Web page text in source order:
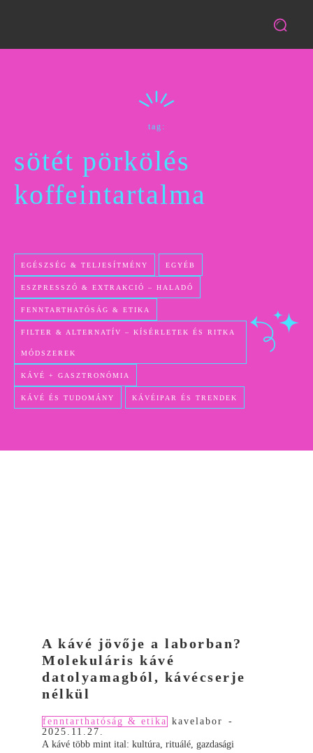
tag:
sötét pörkölés
koffeintartalma
EGÉSZSÉG & TELJESÍTMÉNY EGYÉB
ESZPRESSZÓ & EXTRAKCIÓ – HALADÓ
FENNTARTHATÓSÁG & ETIKA
FILTER & ALTERNATÍV – KÍSÉRLETEK ÉS RITKA
MÓDSZEREK
KÁVÉ + GASZTRONÓMIA
KÁVÉ ÉS TUDOMÁNY KÁVÉIPAR ÉS TRENDEK
A kávé jövője a laborban?
Molekuláris kávé
datolyamagból, kávécserje
nélkül
fenntarthatóság & etika kavelabor
-
2025.11.27.
A kávé több mint ital: kultúra, rituálé, gazdasági